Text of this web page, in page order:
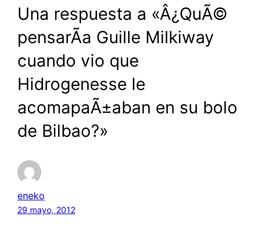
Una respuesta a «Â¿QuÃ©
pensarÃ­a Guille Milkiway
cuando vio que
Hidrogenesse le
acomapaÃ±aban en su bolo
de Bilbao?»
eneko
29 mayo, 2012